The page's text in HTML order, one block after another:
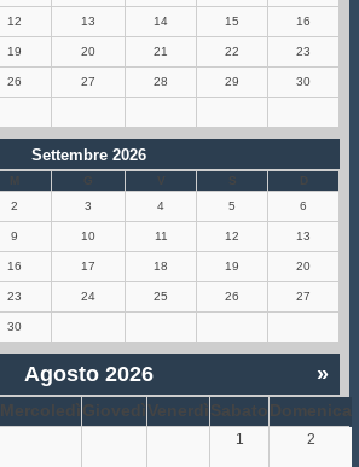
12 13 14 15 16
19 20 21 22 23
26 27 28 29 30
Settembre 2026
M G S
D
2 3 4 5 6
9 10 11 12 13
16 17 18 19 20
23 24 25 26 27
30
»
Agosto 2026
Mercoledì Giovedì Venerdì Sabato Domenica
1 2